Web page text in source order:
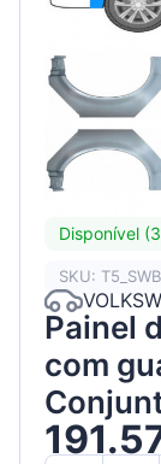
Disponível
SKU:
Painel
com